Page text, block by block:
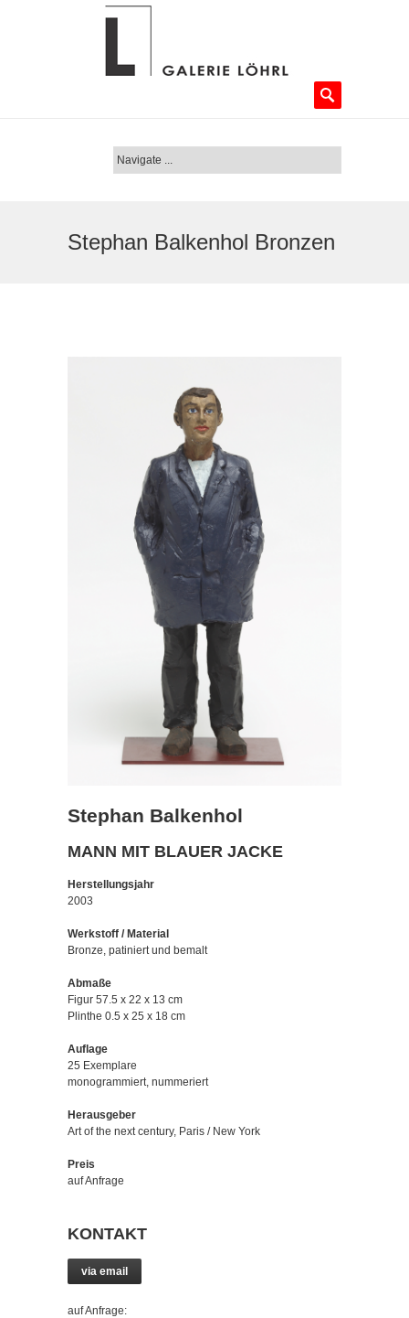
Stephan Balkenhol Bronzen
Stephan Balkenhol
MANN MIT BLAUER JACKE
Herstellungsjahr
2003
Werkstoff / Material
Bronze, patiniert und bemalt
Abmaße
Figur 57.5 x 22 x 13 cm
Plinthe 0.5 x 25 x 18 cm
Auflage
25 Exemplare
monogrammiert, nummeriert
Herausgeber
Art of the next century, Paris / New York
Preis
auf Anfrage
KONTAKT
via email
auf Anfrage: